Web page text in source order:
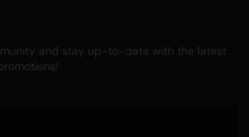
and stay up-to-date with the latest